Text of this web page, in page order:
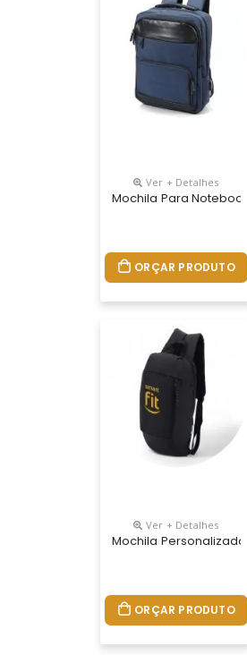
Ver + Detalhes
Mochila Para
ORÇAR PRODUTO
Ver + Detalhes
Mochila Personalizada
ORÇAR PRODUTO